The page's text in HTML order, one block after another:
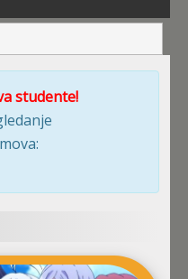
studente!